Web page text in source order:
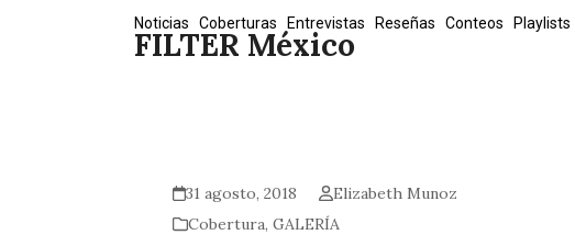
FILTER México
Noticias Coberturas Entrevistas Reseñas Conteos Playlists
31 agosto, 2018
Elizabeth Munoz
Cobertura, GALERÍA